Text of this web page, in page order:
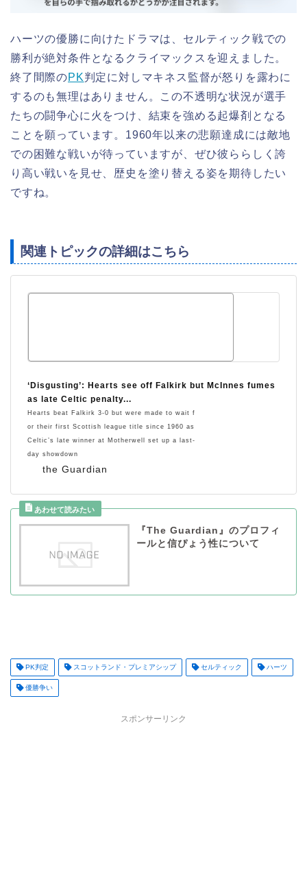
ハーツの優勝に向けたドラマは、セルティック戦での
勝利が絶対条件となるクライマックスを迎えました。
終了間際のPK判定に対しマキネス監督が怒りを露わに
するのも無理はありません。この不透明な状況が選手
たちの闘争心に火をつけ、結束を強める起爆剤となる
ことを願っています。1960年以来の悲願達成には敵地
での困難な戦いが待っていますが、ぜひ彼ららしく誇
り高い戦いを見せ、歴史を塗り替える姿を期待したい
ですね。
関連トピックの詳細はこちら
the Guardian
‘Disgusting’: Hearts see off Falkirk but McInnes fumes
as late Celtic penalty...
Hearts beat Falkirk 3-0 but were made to wait f
or their first Scottish league title since 1960 as
Celtic’s late winner at Motherwell set up a last-
day showdown
『The Guardian』のプロフィ
ールと信ぴょう性について
PK判定 スコットランド・プレミアシップ セルティック ハーツ
優勝争い
スポンサーリンク